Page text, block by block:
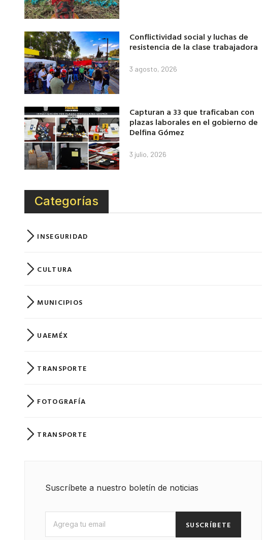
Conflictividad social y luchas de
resistencia de la clase trabajadora
3 agosto, 2026
Capturan a 33 que traficaban con
plazas laborales en el gobierno de
Delfina Gómez
3 julio, 2026
Categorías
INSEGURIDAD
CULTURA
MUNICIPIOS
UAEMÉX
TRANSPORTE
FOTOGRAFÍA
TRANSPORTE
Suscríbete a nuestro boletín de noticias
SUSCRÍBETE